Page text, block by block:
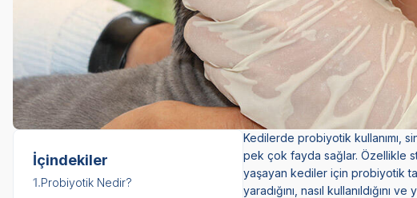
İçindekiler
1.Probiyotik Nedir?
Kedilerde probiyotik kullanımı,
pek çok fayda sağlar. Özellikle
yaşayan kediler için probiyotik
yaradığını, nasıl kullanıldığını